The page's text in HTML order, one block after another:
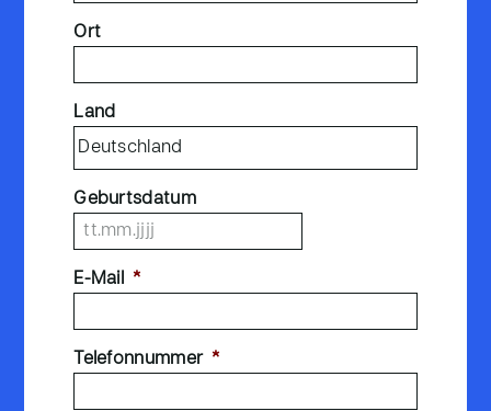
Ort
Land
Geburtsdatum
E-Mail *
Telefonnummer *